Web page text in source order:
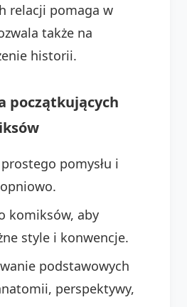
relacji pomaga w
także na
historii.
początkujących
pomysłu i
komiksów, aby
style i konwencje.
podstawowych
perspektywy,